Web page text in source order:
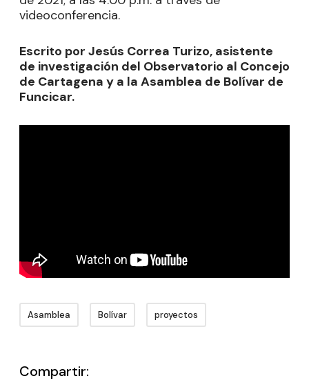
videoconferencia.
Escrito por Jesús Correa Turizo, asistente
de investigación del Observatorio al Concejo
de Cartagena y a la Asamblea de Bolívar de
Funcicar.
Asamblea Bolívar proyectos
Compartir: